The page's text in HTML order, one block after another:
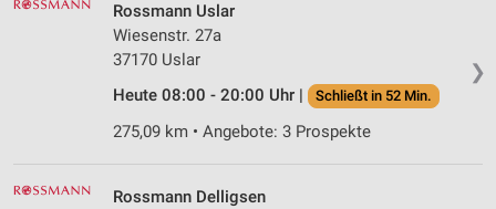
❯
Rossmann Uslar
Wiesenstr. 27a
37170 Uslar
Heute 08:00 - 20:00 Uhr |
Schließt in 52 Min.
275,09 km • Angebote: 3 Prospekte
Rossmann Delligsen